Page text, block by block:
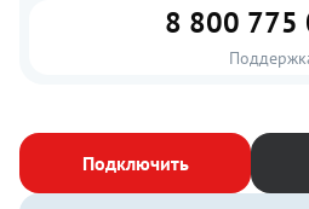
8 800 775
Подключить